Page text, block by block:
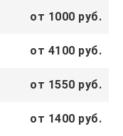
от 1000 руб.
от 4100 руб.
от 1550 руб.
от 1400 руб.